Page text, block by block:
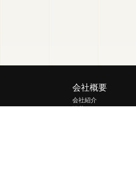
会社概要
会社紹介
沿革